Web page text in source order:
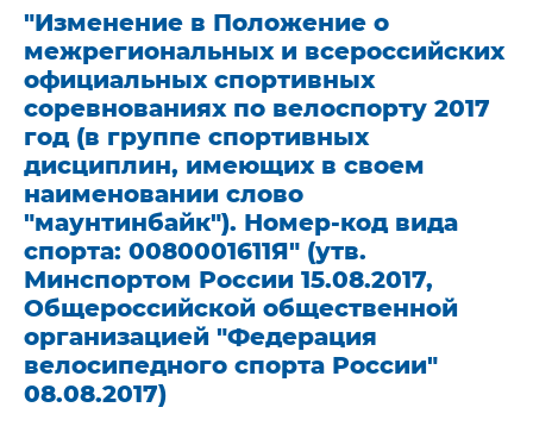
"Изменение в Положение о
межрегиональных и всероссийских
официальных спортивных
соревнованиях по велоспорту 2017
год (в группе спортивных
дисциплин, имеющих в своем
наименовании слово
"маунтинбайк"). Номер-код вида
спорта: 0080001611Я" (утв.
Минспортом России 15.08.2017,
Общероссийской общественной
организацией "Федерация
велосипедного спорта России"
08.08.2017)